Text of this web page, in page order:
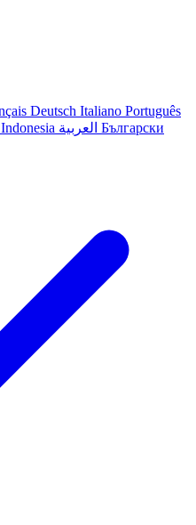
Deutsch Italiano Português
Indonesia العربية Български